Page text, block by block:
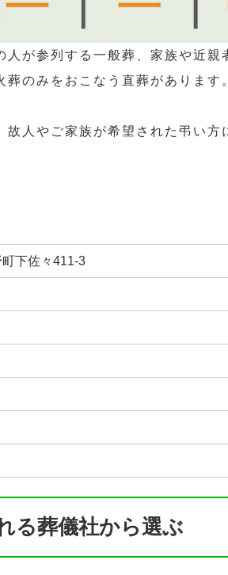
が参列する一般葬、家族や近親
のみをおこなう直葬があります
人やご家族が希望された弔い方
下佐々411-3
る葬儀社から選ぶ